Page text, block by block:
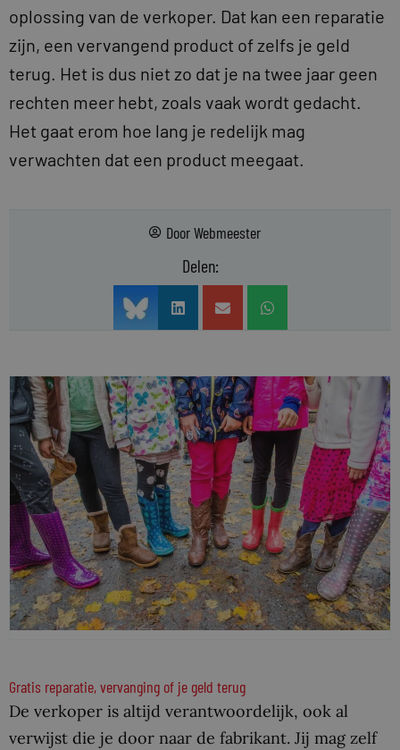
oplossing van de verkoper. Dat kan een reparatie
zijn, een vervangend product of zelfs je geld
terug. Het is dus niet zo dat je na twee jaar geen
rechten meer hebt, zoals vaak wordt gedacht.
Het gaat erom hoe lang je redelijk mag
verwachten dat een product meegaat.
DoorWebmeester
Delen:
Gratis reparatie, vervanging of je geld terug
De verkoper is altijd verantwoordelijk, ook al
verwijst die je door naar de fabrikant. Jij mag zelf